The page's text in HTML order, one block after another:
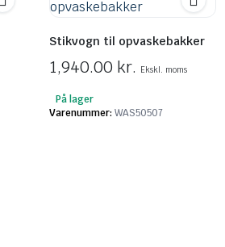
Stikvogn til opvaskebakker
1,940.00 kr. Ekskl. moms
På lager
Varenummer: WAS50507